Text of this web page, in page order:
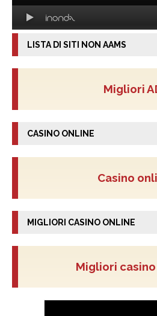
LISTA DI SITI NON AAMS
Migliori
CASINO ONLINE
Casino
MIGLIORI CASINO ONLINE
Migliori